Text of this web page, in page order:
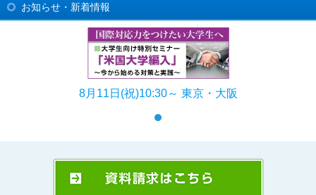
お知らせ・新着情報
8月11日(祝)10:30～ 東京・大阪